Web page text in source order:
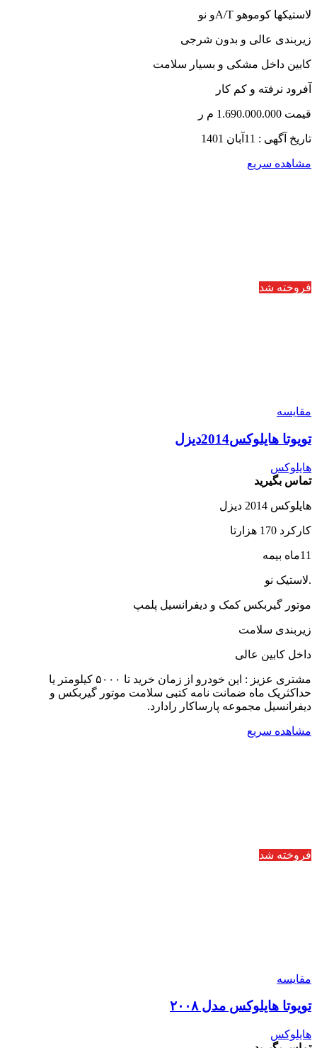
لاستیکها کوموهو A/Tو نو
زیربندی عالی و بدون شرجی
کابین داخل مشکی و بسیار سلامت
آفرود نرفته و کم کار
قیمت 1.690.000.000 م ر
تاریخ آگهی : 11آبان 1401
مشاهده سریع
فروخته شد
مقایسه
تویوتا هایلوکس2014دیزل
هایلوکس
تماس بگیرید
هایلوکس 2014 دیزل
کارکرد 170 هزارتا
11ماه بیمه
.لاستیک نو
موتور گیربکس کمک و دیفرانسیل پلمپ
زیربندی سلامت
داخل کابین عالی
مشتری عزیز : این خودرو از زمان خرید تا ۵۰۰۰ کیلومتر یا
حداکثریک ماه ضمانت نامه کتبی سلامت موتور گیربکس و
دیفرانسیل مجموعه پارساکار رادارد.
مشاهده سریع
فروخته شد
مقایسه
تویوتا هایلوکس مدل ۲۰۰۸
هایلوکس